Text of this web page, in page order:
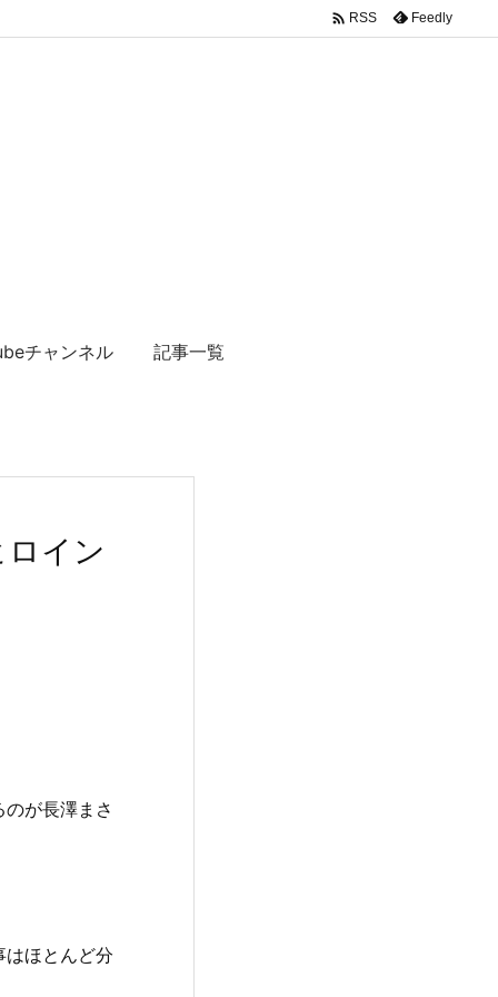
チャンネル 記事一覧
 RSS Feedly
イン
が長澤まさ
ほとんど分